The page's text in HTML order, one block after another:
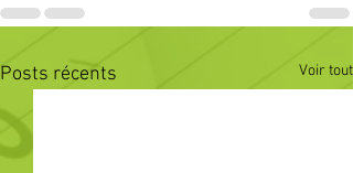
Posts récents Voir tout